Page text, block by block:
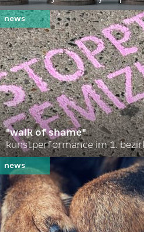
"walk of shame"
kunstperformance im 1.